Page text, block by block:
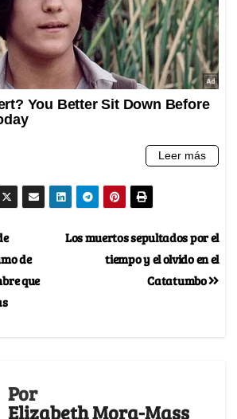
Los muertos sepultados por el
tiempo y el olvido en el
Catatumbo
de
que
Por
Elizabeth Mora-Mass